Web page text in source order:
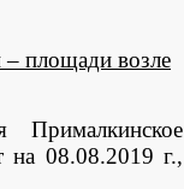
– площади возле
Прималкинское
на 08.08.2019 г.,